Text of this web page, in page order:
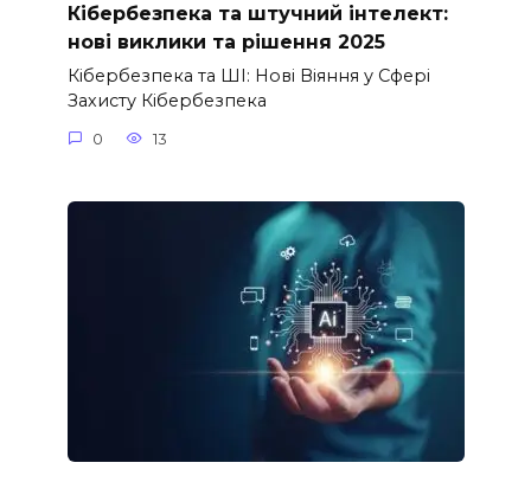
Кібербезпека та штучний інтелект:
нові виклики та рішення 2025
Кібербезпека та ШІ: Нові Віяння у Сфері
Захисту Кібербезпека
0 13